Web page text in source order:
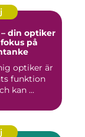
din optiker
på
optiker är
funktion
kan ...